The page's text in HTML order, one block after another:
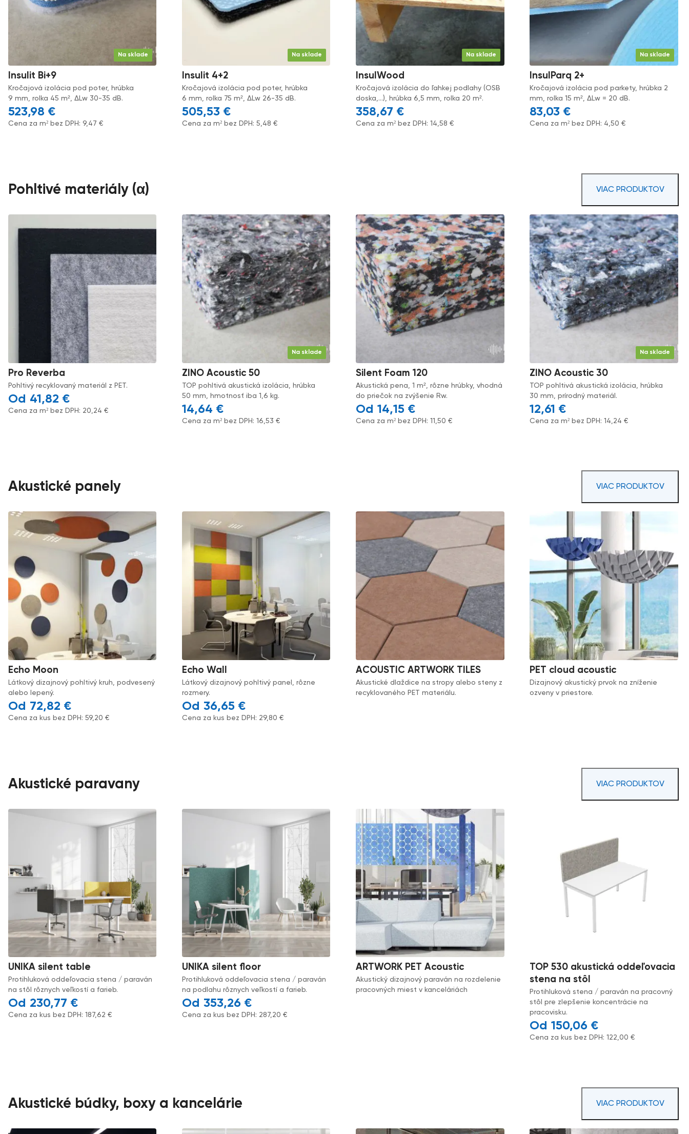
Na sklade
Insulit Bi+9
Kročajová izolácia pod poter, hrúbka
9 mm, rolka 45 m², ΔLw 30-35 dB.
523,98 €
Cena za m² bez DPH: 9,47 €
Na sklade
Insulit 4+2
Kročajová izolácia pod poter, hrúbka
6 mm, rolka 75 m², ΔLw 26-35 dB.
505,53 €
Cena za m² bez DPH:5,48€
Na sklade
InsulWood
Kročajová izolácia do ľahkej podlahy (OSB
doska,...), hrúbka 6,5 mm, rolka 20 m².
358,67 €
Cena za m² bez DPH:14,58€
Na sklade
InsulParq 2+
Kročajová izolácia pod parkety, hrúbka 2
mm, rolka 15 m², ΔLw = 20 dB.
83,03 €
Cena za m² bez DPH: 4,50€
Pohltivé materiály (α) VIAC PRODUKTOV
Pro Reverba
Pohltivý recyklovaný materiál z PET.
41,82 €
Cena za m² bez DPH: 20,24 €
Na sklade
ZINO Acoustic 50
TOP pohltivá akustická izolácia, hrúbka
50 mm, hmotnosť iba 1,6 kg.
14,64 €
Cena za m² bez DPH:16,53€
Silent Foam 120
Akustická pena, 1 m², rôzne hrúbky, vhodná
do priečok na zvýšenie Rw.
14,15 €
Cena za m² bez DPH:11,50€
Na sklade
ZINO Acoustic 30
TOP pohltivá akustická izolácia, hrúbka
30 mm, prírodný materiál.
12,61 €
Cena za m² bez DPH:14,24€
Akustické panely VIAC PRODUKTOV
Echo Moon
Látkový dizajnový pohltivý kruh, podvesený
alebo lepený.
72,82 €
Cena za kus bez DPH: 59,20 €
Echo Wall
Látkový dizajnový pohltivý panel, rôzne
rozmery.
36,65 €
Cena za kus bez DPH: 29,80€
ACOUSTIC ARTWORK TILES
Akustické dlaždice na stropy alebo steny z
recyklovaného PET materiálu.
PET cloud acoustic
Dizajnový akustický prvok na zníženie
ozveny v priestore.
Akustické paravany VIAC PRODUKTOV
UNIKA silent table
Protihluková oddeľovacia stena / paraván
na stôl rôznych veľkostí a farieb.
230,77 €
Cena za kus bez DPH: 187,62 €
UNIKA silent floor
Protihluková oddeľovacia stena / paraván
na podlahu rôznych veľkostí a farieb.
353,26 €
Cena za kus bez DPH: 287,20€
ARTWORK PET Acoustic
Akustický dizajnový paraván na rozdelenie
pracovných miest v kanceláriách
TOP 530 akustická oddeľovacia
stena na stôl
Protihluková stena / paraván na pracovný
stôl pre zlepšenie koncentrácie na
pracovisku.
150,06 €
Cena za kus bez DPH:122,00€
Akustické búdky, boxy a kancelárie VIAC PRODUKTOV